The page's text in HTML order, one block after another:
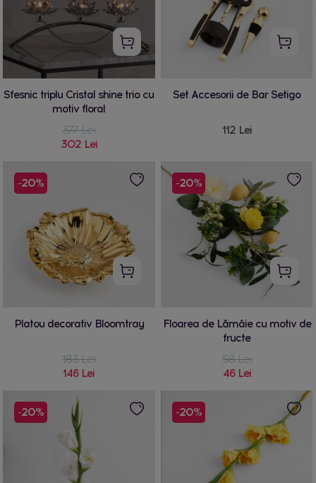
Sfesnic triplu Cristal shine trio cu
motiv floral
377 Lei
302 Lei
Set Accesorii de Bar Setigo
112 Lei
-20%
Platou decorativ Bloomtray
183 Lei
146 Lei
-20%
Floarea de Lămâie cu motiv de
fructe
58 Lei
46 Lei
-20% -20%